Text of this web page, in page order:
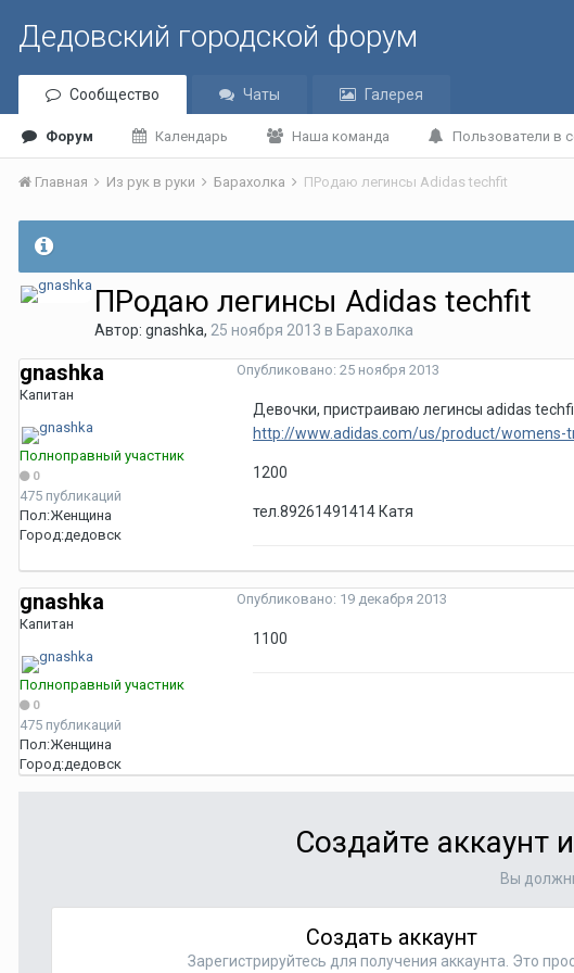
Дедовский городской форум
Сообщество
Форум Календарь Наша команда Пользователи в
Чаты Галерея
Главная Из рук в руки Барахолка ПРодаю легинсы Adidas techfit
ПРодаю легинсы Adidas techfit
Автор: gnashka, 25 ноября 2013 в Барахолка
gnashka
Капитан
Полноправный участник
0
475 публикаций
Пол:Женщина
Город:дедовск
Опубликовано: 25 ноября 2013
Девочки, пристраиваю легинсы adidas
http://www.adidas.com/us/product/womens-
1200
тел.89261491414 Катя
gnashka
Капитан
Полноправный участник
0
475 публикаций
Пол:Женщина
Город:дедовск
Опубликовано: 19 декабря 2013
1100
Создайте аккаунт
Вы
Создать аккаунт
Зарегистрируйтесь для получения аккаунта. Это